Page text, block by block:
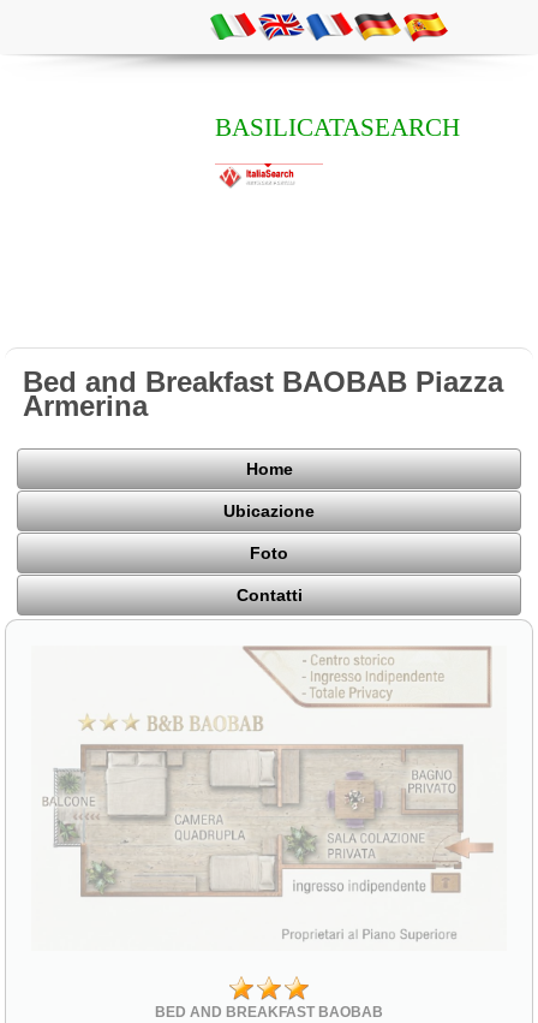
BASILICATASEARCH
Bed and Breakfast BAOBAB Piazza
Armerina
Home
Ubicazione
Foto
Contatti
BED AND BREAKFAST BAOBAB